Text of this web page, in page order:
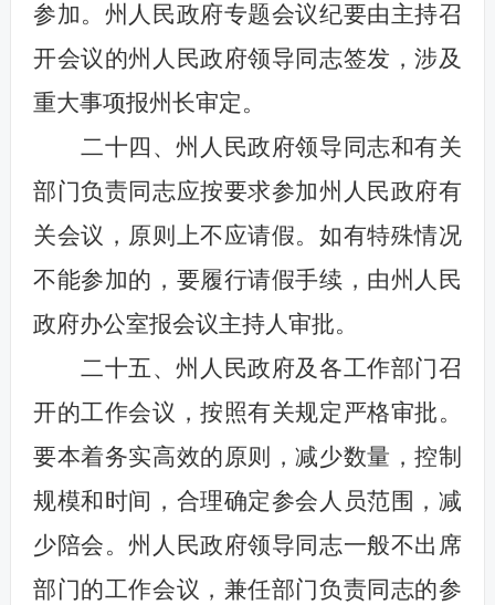
参加。州人民政府专题会议纪要由主持召
开会议的州人民政府领导同志签发，涉及
重大事项报州长审定。
二十四、州人民政府领导同志和有关
部门负责同志应按要求参加州人民政府有
关会议，原则上不应请假。如有特殊情况
不能参加的，要履行请假手续，由州人民
政府办公室报会议主持人审批。
二十五、州人民政府及各工作部门召
开的工作会议，按照有关规定严格审批。
要本着务实高效的原则，减少数量，控制
规模和时间，合理确定参会人员范围，减
少陪会。州人民政府领导同志一般不出席
部门的工作会议，兼任部门负责同志的参